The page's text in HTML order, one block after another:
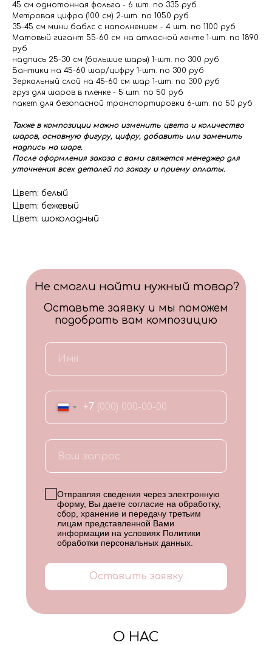
45 см однотонная фольга - 6 шт. по 335 руб
Метровая цифра (100 см) 2-шт. по 1050 руб
35-45 см мини баблс с наполнением - 4 шт. по 1100 руб
Матовый гигант 55-60 см на атласной ленте 1-шт. по 1890
руб
надпись 25-30 см (большие шары) 1-шт. по 300 руб
Бантики на 45-60 шар/цифру 1-шт. по 300 руб
Зеркальный слой на 45-60 см шар 1-шт. по 300 руб
груз для шаров в пленке - 5 шт. по 50 руб
пакет для безопасной транспортировки 6-шт. по 50 руб
Также в композиции можно изменить цвета и количество
шаров, основную фигуру, цифру, добавить или заменить
надпись на шаре.
После оформления заказа с вами свяжется менеджер для
уточнения всех деталей по заказу и приему оплаты.
Цвет: белый
Цвет: бежевый
Цвет: шоколадный
+7
Отправляя сведения через электронную
форму, Вы даете согласие на обработку,
сбор, хранение и передачу третьим
лицам представленной Вами
информации на условиях Политики
обработки персональных данных
Оставить заявку
Не смогли найти нужный товар?
Оставьте заявку и мы поможем
подобрать вам композицию
О НАС